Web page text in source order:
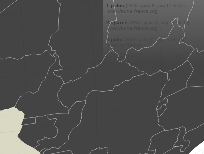
0 dienastauriņš (2026. gada 8. aug 17:57:23)
www.faune-france.org
1 vabole (2026. gada 8. aug 17:57:16)
www.faune-france.org
0 (2026. gada 8. aug 17:57:10)
www.ornitho.de
6 spāres (2026. gada 8. aug 17:57:06)
www.faune-france.org
(2026. gada 8. aug 17:56:56)
www.faune-france.org
1 putns (2026. gada 8. aug 17:56:54)
(2026. gada 8. aug 17:56:47)
www.faune-france.org
(2026. gada 8. aug 17:56:41)
(2026. gada 8. aug 17:56:33)
www.faune-france.org